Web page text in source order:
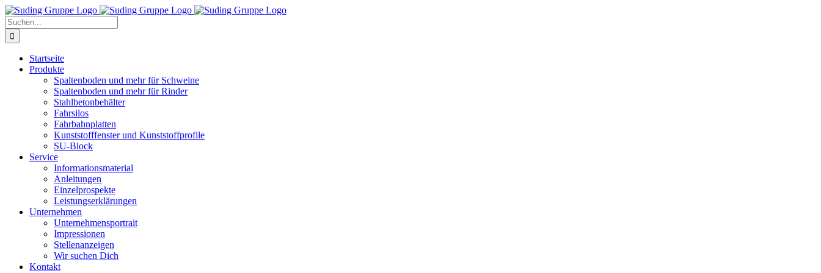
Zum
Inhalt
springen
Suche
nach:
Startseite
Produkte
Spaltenboden und mehr für Schweine
Spaltenboden und mehr für Rinder
Stahlbetonbehälter
Fahrsilos
Fahrbahnplatten
Kunststofffenster und Kunststoffprofile
SU-Block
Service
Informationsmaterial
Anleitungen
Einzelprospekte
Leistungserklärungen
Unternehmen
Unternehmensportrait
Impressionen
Stellenanzeigen
Wir suchen Dich
Kontakt